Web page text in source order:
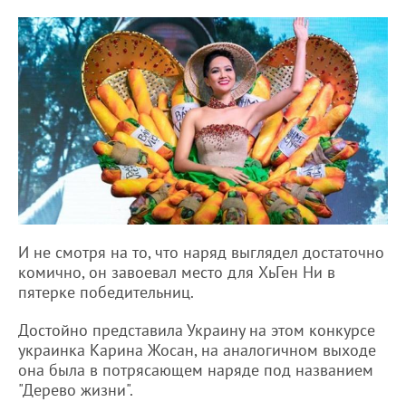
И не смотря на то, что наряд выглядел достаточно
комично, он завоевал место для ХьГен Ни в
пятерке победительниц.
Достойно представила Украину на этом конкурсе
украинка Карина Жосан, на аналогичном выходе
она была в потрясающем наряде под названием
"Дерево жизни".